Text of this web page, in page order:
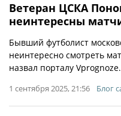
Ветеран ЦСКА
неинтересны
Бывший футболист
неинтересно смотреть
назвал порталу
1 сентября 2025, 21:56 Блог